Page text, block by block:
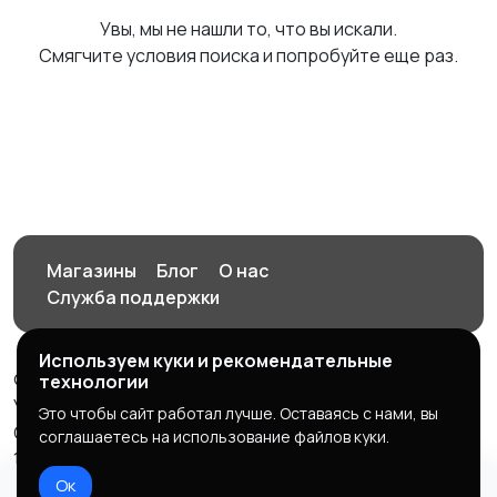
Увы, мы не нашли то, что вы искали.
Смягчите условия поиска и попробуйте еще раз.
Магазины Блог
О нас
Служба поддержки
© 2026 Орен-АЙ - Авто | Недвижимость | Работа |
Услуги
Создал Карусов Е.С ООО "ЦПК" ИНН 5609203278 ОГРН
1235600008841
Используем куки и рекомендательные
технологии
Это чтобы сайт работал лучше. Оставаясь с нами, вы
соглашаетесь на использование файлов куки.
Ок